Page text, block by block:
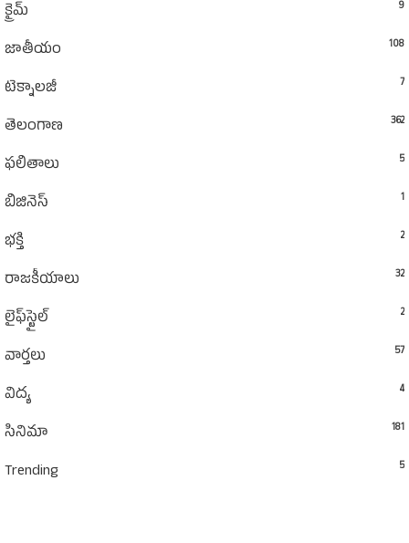
క్రైమ్ 9
జాతీయం 108
టెక్నాలజీ 7
తెలంగాణ 362
ఫలితాలు 5
బిజినెస్ 1
భక్తి 2
రాజకీయాలు 32
లైఫ్‌స్టైల్‌ 2
వార్తలు 57
విద్య 4
సినిమా 181
Trending 5